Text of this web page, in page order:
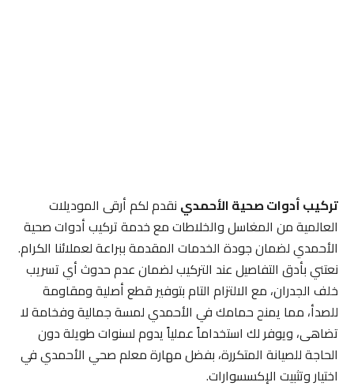
تركيب أدوات صحية الأحمدينقدم لكم أرقى الموديلات
العالمية من المغاسل والخلاطات مع خدمة تركيب أدوات صحية
الأحمدي لضمان جودة الخدمات المقدمة ببراعة لعملائنا الكرام.
نعتني بأدق التفاصيل عند التركيب لضمان عدم حدوث أي تسريب
خلف الجدران، مع الالتزام التام بتوفير قطع أصلية ومقاومة
للصدأ، مما يمنح حمامك في الأحمدي لمسة جمالية وفخامة لا
تضاهى، ويوفر لك استخداماً عملياً يدوم لسنوات طويلة دون
الحاجة للصيانة المتكررة، بفضل مهارة معلم صحي الأحمدي في
اختيار وتثبيت الإكسسوارات.